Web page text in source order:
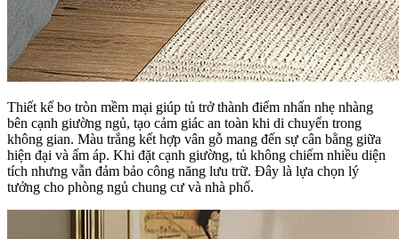
Thiết kế bo tròn mềm mại giúp tủ trở thành điểm nhấn nhẹ nhàng
bên cạnh giường ngủ, tạo cảm giác an toàn khi di chuyển trong
không gian. Màu trắng kết hợp vân gỗ mang đến sự cân bằng giữa
hiện đại và ấm áp. Khi đặt cạnh giường, tủ không chiếm nhiều diện
tích nhưng vẫn đảm bảo công năng lưu trữ. Đây là lựa chọn lý
tưởng cho phòng ngủ chung cư và nhà phố.